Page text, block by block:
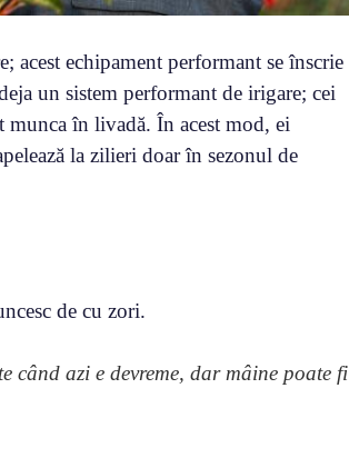
acest echipament performant se înscrie
un sistem performant de irigare; cei
munca în livadă. În acest mod, ei
la zilieri doar în sezonul de
de cu zori.
azi e devreme, dar mâine poate fi